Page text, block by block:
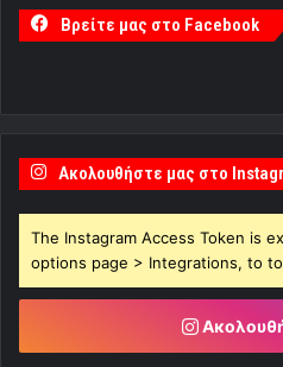
Βρείτε μας στο Facebook
Ακολουθήστε μας στο
The Instagram Access Token is
options page > Integrations, to